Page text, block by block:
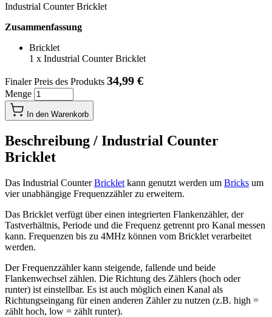
Industrial Counter Bricklet
Zusammenfassung
Bricklet
1 x Industrial Counter Bricklet
Finaler Preis des Produkts 34,99 €
Menge
In den Warenkorb
Beschreibung / Industrial Counter
Bricklet
Das Industrial CounterBricklet kann genutzt werden um Bricks um
vier unabhängige Frequenzzähler zu erweitern.
Das Bricklet verfügt über einen integrierten Flankenzähler, der
Tastverhältnis, Periode und die Frequenz getrennt pro Kanal messen
kann. Frequenzen bis zu 4MHz können vom Bricklet verarbeitet
werden.
Der Frequenzzähler kann steigende, fallende und beide
Flankenwechsel zählen. Die Richtung des Zählers (hoch oder
runter) ist einstellbar. Es ist auch möglich einen Kanal als
Richtungseingang für einen anderen Zähler zu nutzen (z.B. high =
zählt hoch, low = zählt runter).